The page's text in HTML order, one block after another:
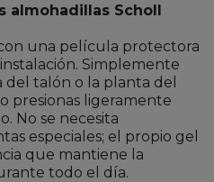
almohadillas Scholl
una película protectora
Simplemente
del talón o la planta del
presionas ligeramente
No se necesita
especiales; el propio gel
que mantiene la
todo el día.